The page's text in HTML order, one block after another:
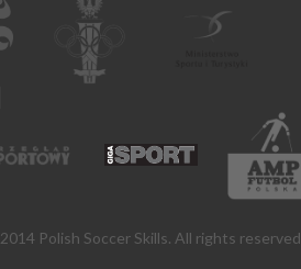
2014 Polish Soccer Skills. All rights reserved